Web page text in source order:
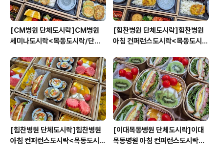
[CM병원 단체도시락]CM병원
세미나도시락<목동도시락/단체
닉>
[힘찬병원 단체도시락]힘찬병원
아침 컨퍼런스도시락<목동도시
원스피크닉>
[힘찬병원 단체도시락]힘찬병원
아침 컨퍼런스도시락<목동도시
[이대목동병원 단체도시락]이대
목동병원 아침 컨퍼런스도시락<